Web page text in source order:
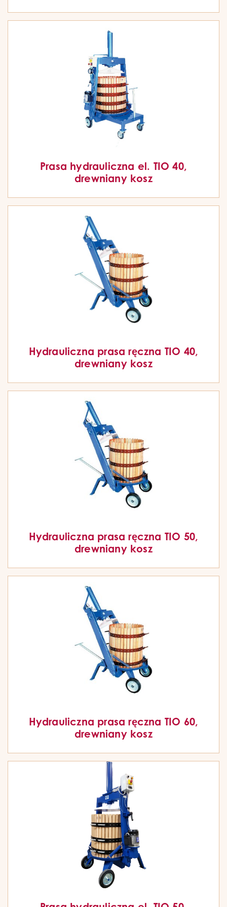
Prasa hydrauliczna el. TIO 40,
drewniany kosz
Hydrauliczna prasa ręczna TIO 40,
drewniany kosz
Hydrauliczna prasa ręczna TIO 50,
drewniany kosz
Hydrauliczna prasa ręczna TIO 60,
drewniany kosz